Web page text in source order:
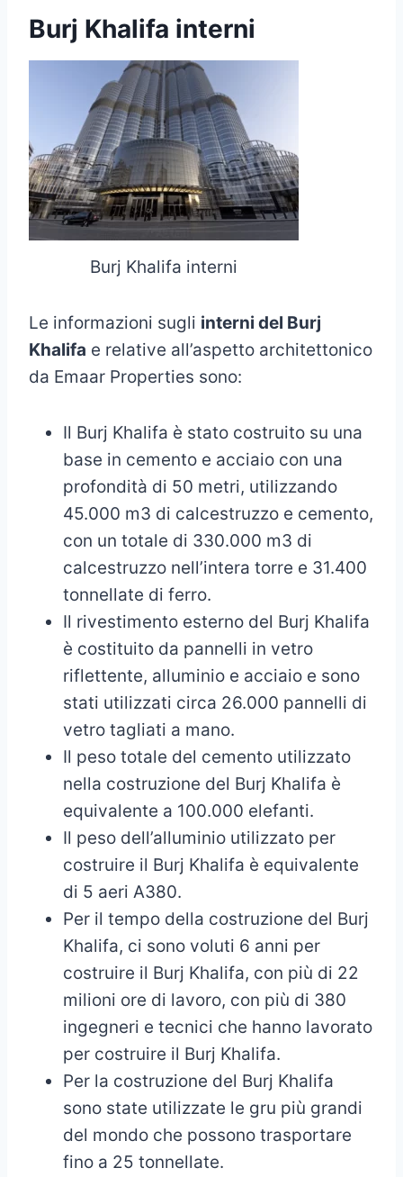
Burj Khalifa interni
Burj Khalifa interni
Le informazioni sugli interni del Burj
Khalifa e relative all’aspetto architettonico
da Emaar Properties sono:
Il Burj Khalifa è stato costruito su una
base in cemento e acciaio con una
profondità di 50 metri, utilizzando
45.000 m3 di calcestruzzo e cemento,
con un totale di 330.000 m3 di
calcestruzzo nell’intera torre e 31.400
tonnellate di ferro.
Il rivestimento esterno del Burj Khalifa
è costituito da pannelli in vetro
riflettente, alluminio e acciaio e sono
stati utilizzati circa 26.000 pannelli di
vetro tagliati a mano.
Il peso totale del cemento utilizzato
nella costruzione del Burj Khalifa è
equivalente a 100.000 elefanti.
Il peso dell’alluminio utilizzato per
costruire il Burj Khalifa è equivalente
di 5 aeri A380.
Per il tempo della costruzione del Burj
Khalifa, ci sono voluti 6 anni per
costruire il Burj Khalifa, con più di 22
milioni ore di lavoro, con più di 380
ingegneri e tecnici che hanno lavorato
per costruire il Burj Khalifa.
Per la costruzione del Burj Khalifa
sono state utilizzate le gru più grandi
del mondo che possono trasportare
fino a 25 tonnellate.